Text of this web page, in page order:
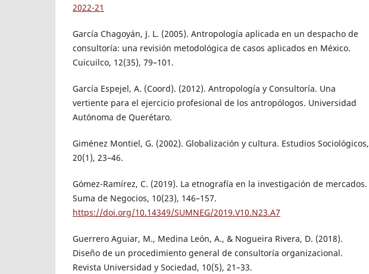
2022-21
García Chagoyán, J. L. (2005). Antropología aplicada en un despacho de
consultoría: una revisión metodológica de casos aplicados en México.
Cuicuilco, 12(35), 79–101.
García Espejel, A. (Coord). (2012). Antropología y Consultoría. Una
vertiente para el ejercicio profesional de los antropólogos. Universidad
Autónoma de Querétaro.
Giménez Montiel, G. (2002). Globalización y cultura. Estudios Sociológicos,
20(1), 23–46.
Gómez-Ramírez, C. (2019). La etnografía en la investigación de mercados.
Suma de Negocios, 10(23), 146–157.
https://doi.org/10.14349/SUMNEG/2019.V10.N23.A7
Guerrero Aguiar, M., Medina León, A., & Nogueira Rivera, D. (2018).
Diseño de un procedimiento general de consultoría organizacional.
Revista Universidad y Sociedad, 10(5), 21–33.